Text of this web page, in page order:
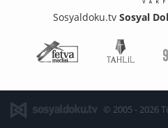
Sosyaldoku.tv Sosyal
Fetva Meclisi
© 2005 - 2026